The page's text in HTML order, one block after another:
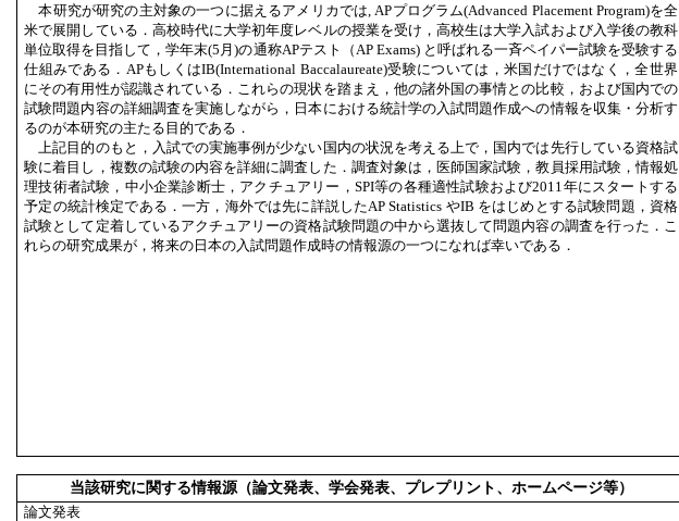
本研究が研究の主対象の一つに据えるアメリカでは, APプログラム(Advanced Placement Program)を全
米で展開している．高校時代に大学初年度レベルの授業を受け，高校生は大学入試および入学後の教科
単位取得を目指して，学年末(5月)の通称APテスト（AP Exams) と呼ばれる一斉ペイパー試験を受験する
仕組みである．APもしくはIB(International Baccalaureate)受験については，米国だけではなく，全世界
にその有用性が認識されている．これらの現状を踏まえ，他の諸外国の事情との比較，および国内での
試験問題内容の詳細調査を実施しながら，日本における統計学の入試問題作成への情報を収集・分析す
るのが本研究の主たる目的である．
上記目的のもと，入試での実施事例が少ない国内の状況を考える上で，国内では先行している資格試
験に着目し，複数の試験の内容を詳細に調査した．調査対象は，医師国家試験，教員採用試験，情報処
理技術者試験，中小企業診断士，アクチュアリー，SPI等の各種適性試験および2011年にスタートする
予定の統計検定である．一方，海外では先に詳説したAP Statistics やIB をはじめとする試験問題，資格
試験として定着しているアクチュアリーの資格試験問題の中から選抜して問題内容の調査を行った．こ
れらの研究成果が，将来の日本の入試問題作成時の情報源の一つになれば幸いである．
当該研究に関する情報源（論文発表、学会発表、プレプリント、ホームページ等）
論文発表